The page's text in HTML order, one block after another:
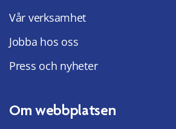
Vår verksamhet
Jobba hos oss
Press och nyheter
Om webbplatsen